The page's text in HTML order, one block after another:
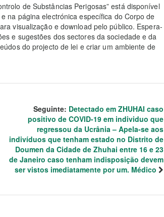
de Substâncias Perigosas” está disponível
na página electrónica específica do Corpo de
visualização e download pelo público. Espera-
e sugestões dos sectores da sociedade e da
do projecto de lei e criar um ambiente de
Seguinte: Detectado em ZHUHAI caso
positivo de COVID-19 em individuo que
regressou da Ucrânia – Apela-se aos
indivíduos que tenham estado no Distrito de
Doumen da Cidade de Zhuhai entre 16 e 23
de Janeiro caso tenham indisposição devem
ser vistos imediatamente por um. Médico